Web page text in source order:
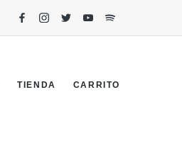
TIENDA CARRITO